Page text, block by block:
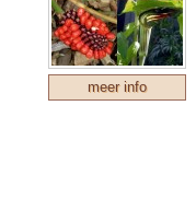
meer info